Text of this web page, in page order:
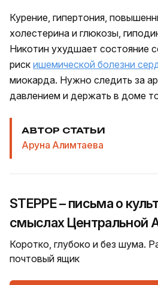
Курение, гипертония,
холестерина и глюкозы,
Никотин ухудшает состояние
риск ишемической болезни
миокарда. Нужно следить за
давлением и держать в доме
АВТОР СТАТЬИ
Аруна Алимтаева
STEPPE – письма о
смыслах Центральной
Коротко, глубоко и без шума.
почтовый ящик